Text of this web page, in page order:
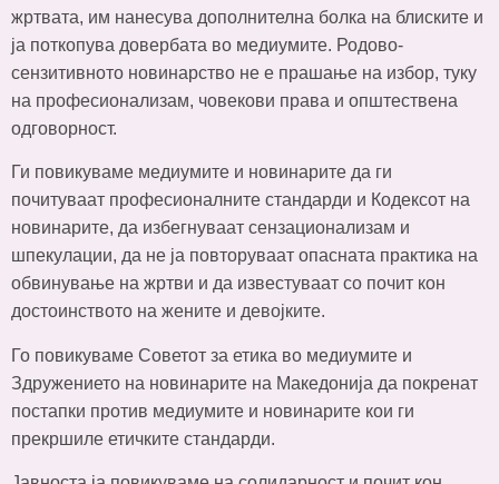
жртвата, им нанесува дополнителна болка на блиските и
ја поткопува довербата во медиумите. Родово-
сензитивното новинарство не е прашање на избор, туку
на професионализам, човекови права и општествена
одговорност.
Ги повикуваме медиумите и новинарите да ги
почитуваат професионалните стандарди и Кодексот на
новинарите, да избегнуваат сензационализам и
шпекулации, да не ја повторуваат опасната практика на
обвинување на жртви и да известуваат со почит кон
достоинството на жените и девојките.
Го повикуваме Советот за етика во медиумите и
Здружението на новинарите на Македонија да покренат
постапки против медиумите и новинарите кои ги
прекршиле етичките стандарди.